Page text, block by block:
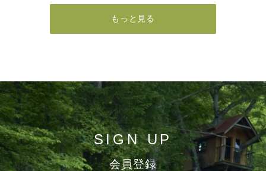
もっと見る
SIGN UP
会員登録